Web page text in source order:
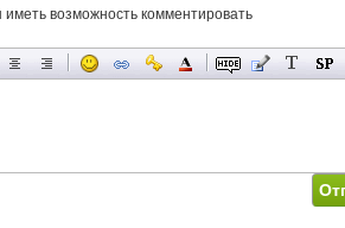
возможность комментировать